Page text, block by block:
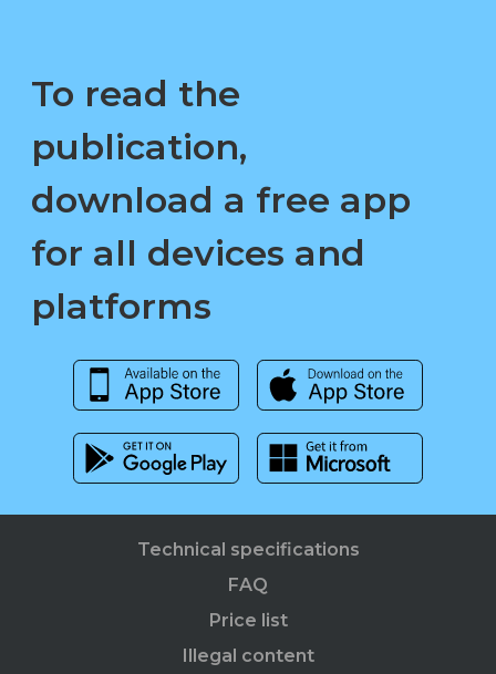
To read the
publication,
download a free app
for all devices and
platforms
Technical specifications
FAQ
Price list
Illegal content